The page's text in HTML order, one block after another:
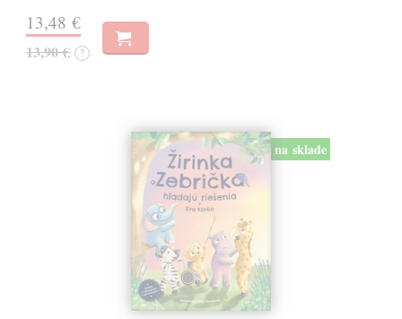
13,48 €
13,90 € ?
na sklade